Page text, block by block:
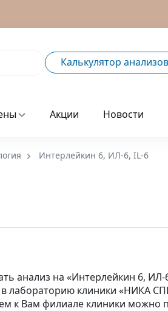
Калькулятор анализов
Акции Новости
Интерлейкин 6, ИЛ-6, IL-6
анализ на «Интерлейкин 6,
лабораторию клиники «НИКА
к Вам филиале клиники можно